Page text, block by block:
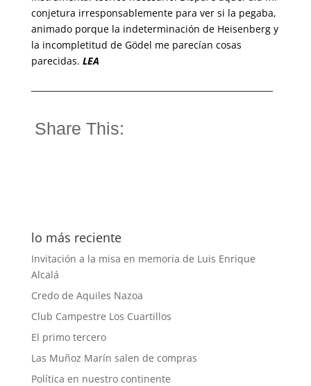
conjetura irresponsablemente para ver si la pegaba,
animado porque la indeterminación de Heisenberg y
la incompletitud de Gödel me parecían cosas
parecidas. LEA
Share This:
lo más reciente
Invitación a la misa en memoria de Luis Enrique
Alcalá
Credo de Aquiles Nazoa
Club Campestre Los Cuartillos
El primo tercero
Las Muñoz Marín salen de compras
Política en nuestro continente